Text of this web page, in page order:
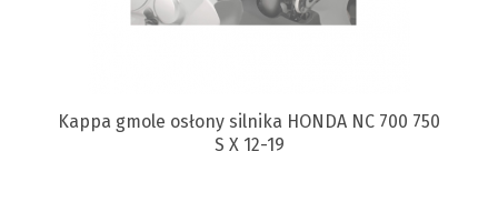
Kappa gmole osłony silnika HONDA NC 700 750
S X 12-19